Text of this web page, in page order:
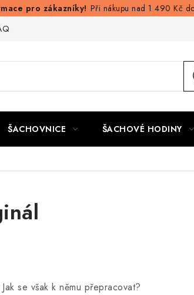
Při nákupu nad 1 490 Kč
ŠACHOVNICE ŠACHOVÉ HODINY
se však k němu přepracovat?